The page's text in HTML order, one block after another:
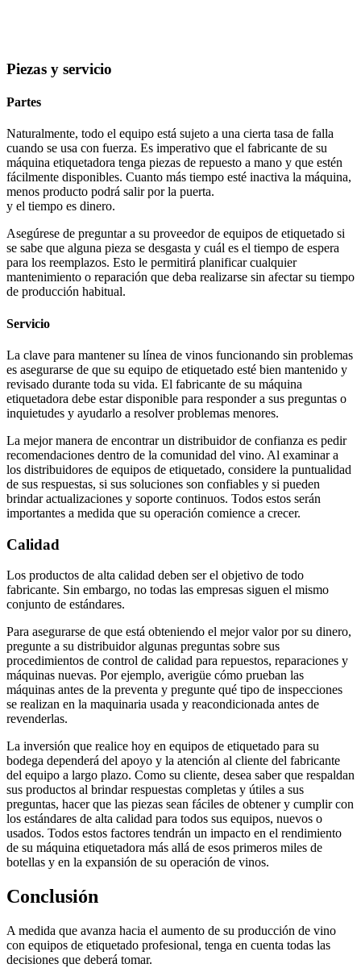
Piezas y servicio
Partes
Naturalmente, todo el equipo está sujeto a una cierta tasa de falla
cuando se usa con fuerza. Es imperativo que el fabricante de su
máquina etiquetadora tenga piezas de repuesto a mano y que estén
fácilmente disponibles. Cuanto más tiempo esté inactiva la máquina,
menos producto podrá salir por la puerta.
y el tiempo es dinero.
Asegúrese de preguntar a su proveedor de equipos de etiquetado si
se sabe que alguna pieza se desgasta y cuál es el tiempo de espera
para los reemplazos. Esto le permitirá planificar cualquier
mantenimiento o reparación que deba realizarse sin afectar su tiempo
de producción habitual.
Servicio
La clave para mantener su línea de vinos funcionando sin problemas
es asegurarse de que su equipo de etiquetado esté bien mantenido y
revisado durante toda su vida. El fabricante de su máquina
etiquetadora debe estar disponible para responder a sus preguntas o
inquietudes y ayudarlo a resolver problemas menores.
La mejor manera de encontrar un distribuidor de confianza es pedir
recomendaciones dentro de la comunidad del vino. Al examinar a
los distribuidores de equipos de etiquetado, considere la puntualidad
de sus respuestas, si sus soluciones son confiables y si pueden
brindar actualizaciones y soporte continuos. Todos estos serán
importantes a medida que su operación comience a crecer.
Calidad
Los productos de alta calidad deben ser el objetivo de todo
fabricante. Sin embargo, no todas las empresas siguen el mismo
conjunto de estándares.
Para asegurarse de que está obteniendo el mejor valor por su dinero,
pregunte a su distribuidor algunas preguntas sobre sus
procedimientos de control de calidad para repuestos, reparaciones y
máquinas nuevas. Por ejemplo, averigüe cómo prueban las
máquinas antes de la preventa y pregunte qué tipo de inspecciones
se realizan en la maquinaria usada y reacondicionada antes de
revenderlas.
La inversión que realice hoy en equipos de etiquetado para su
bodega dependerá del apoyo y la atención al cliente del fabricante
del equipo a largo plazo. Como su cliente, desea saber que respaldan
sus productos al brindar respuestas completas y útiles a sus
preguntas, hacer que las piezas sean fáciles de obtener y cumplir con
los estándares de alta calidad para todos sus equipos, nuevos o
usados. Todos estos factores tendrán un impacto en el rendimiento
de su máquina etiquetadora más allá de esos primeros miles de
botellas y en la expansión de su operación de vinos.
Conclusión
A medida que avanza hacia el aumento de su producción de vino
con equipos de etiquetado profesional, tenga en cuenta todas las
decisiones que deberá tomar.